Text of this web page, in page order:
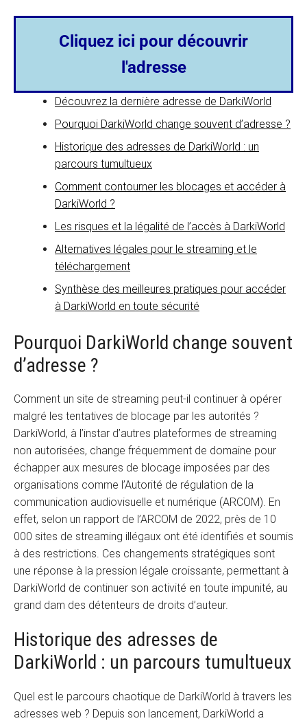
Cliquez ici pour découvrir
l'adresse
Découvrez la dernière adresse de DarkiWorld
Pourquoi DarkiWorld change souvent d’adresse ?
Historique des adresses de DarkiWorld : un
parcours tumultueux
Comment contourner les blocages et accéder à
DarkiWorld ?
Les risques et la légalité de l’accès à DarkiWorld
Alternatives légales pour le streaming et le
téléchargement
Synthèse des meilleures pratiques pour accéder
à DarkiWorld en toute sécurité
Pourquoi DarkiWorld change souvent
d’adresse ?
Comment un site de streaming peut-il continuer à opérer
malgré les tentatives de blocage par les autorités ?
DarkiWorld, à l’instar d’autres plateformes de streaming
non autorisées, change fréquemment de domaine pour
échapper aux mesures de blocage imposées par des
organisations comme l’Autorité de régulation de la
communication audiovisuelle et numérique (ARCOM). En
effet, selon un rapport de l’ARCOM de 2022, près de 10
000 sites de streaming illégaux ont été identifiés et soumis
à des restrictions. Ces changements stratégiques sont
une réponse à la pression légale croissante, permettant à
DarkiWorld de continuer son activité en toute impunité, au
grand dam des détenteurs de droits d’auteur.
Historique des adresses de
DarkiWorld : un parcours tumultueux
Quel est le parcours chaotique de DarkiWorld à travers les
adresses web ? Depuis son lancement, DarkiWorld a